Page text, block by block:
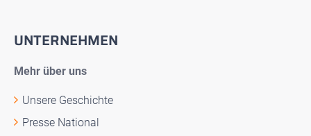
UNTERNEHMEN
Mehr über uns
Unsere Geschichte
Presse National